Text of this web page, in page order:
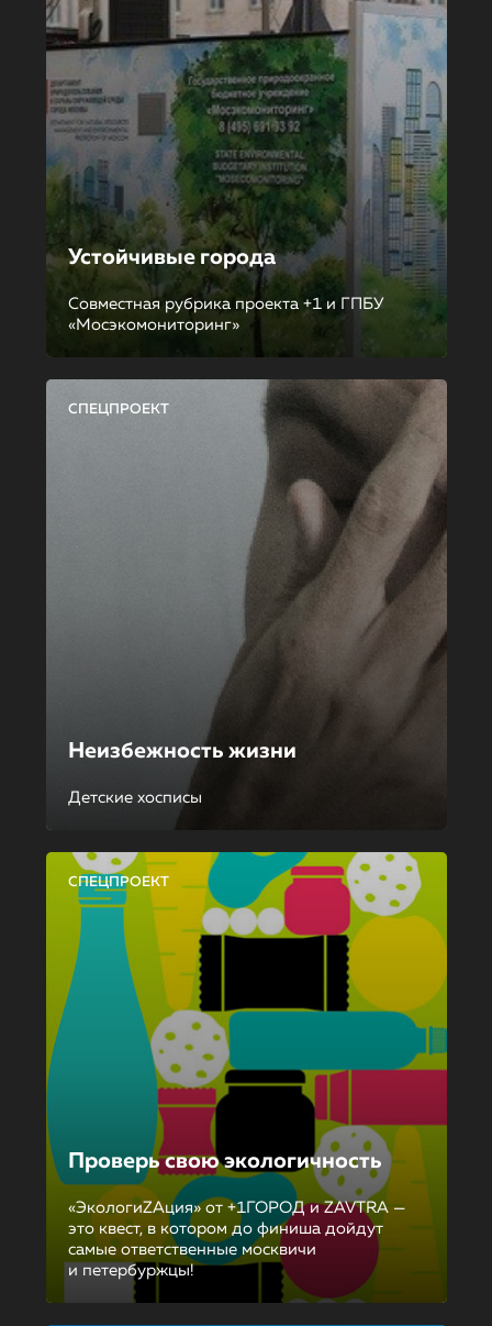
Устойчивые города
Совместная рубрика проекта +1 и ГПБУ
«Мосэкомониторинг»
СПЕЦПРОЕКТ
Неизбежность жизни
Детские хосписы
СПЕЦПРОЕКТ
Проверь свою экологичность
«ЭкологиZAция» от +1ГОРОД и ZAVTRA —
это квест, в котором до финиша дойдут
самые ответственные москвичи
и петербуржцы!